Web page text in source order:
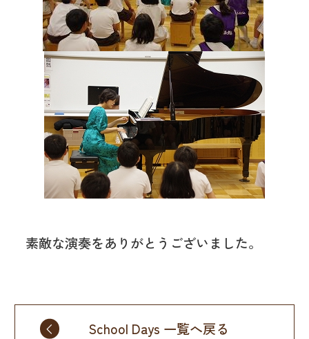
素敵な演奏をありがとうございました。
School Days 一覧へ戻る